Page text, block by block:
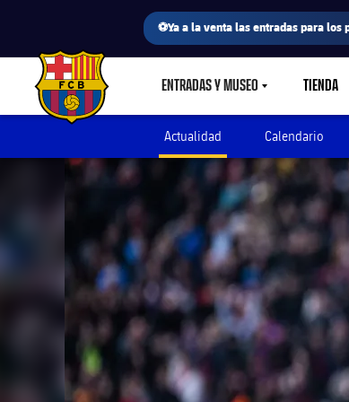
⚽Ya a la venta las entradas para
FC Barcelona club badge ENTRADAS Y MUSEOLABEL.SHARE.CARETDOWN
TIENDA
Actualidad Calendario